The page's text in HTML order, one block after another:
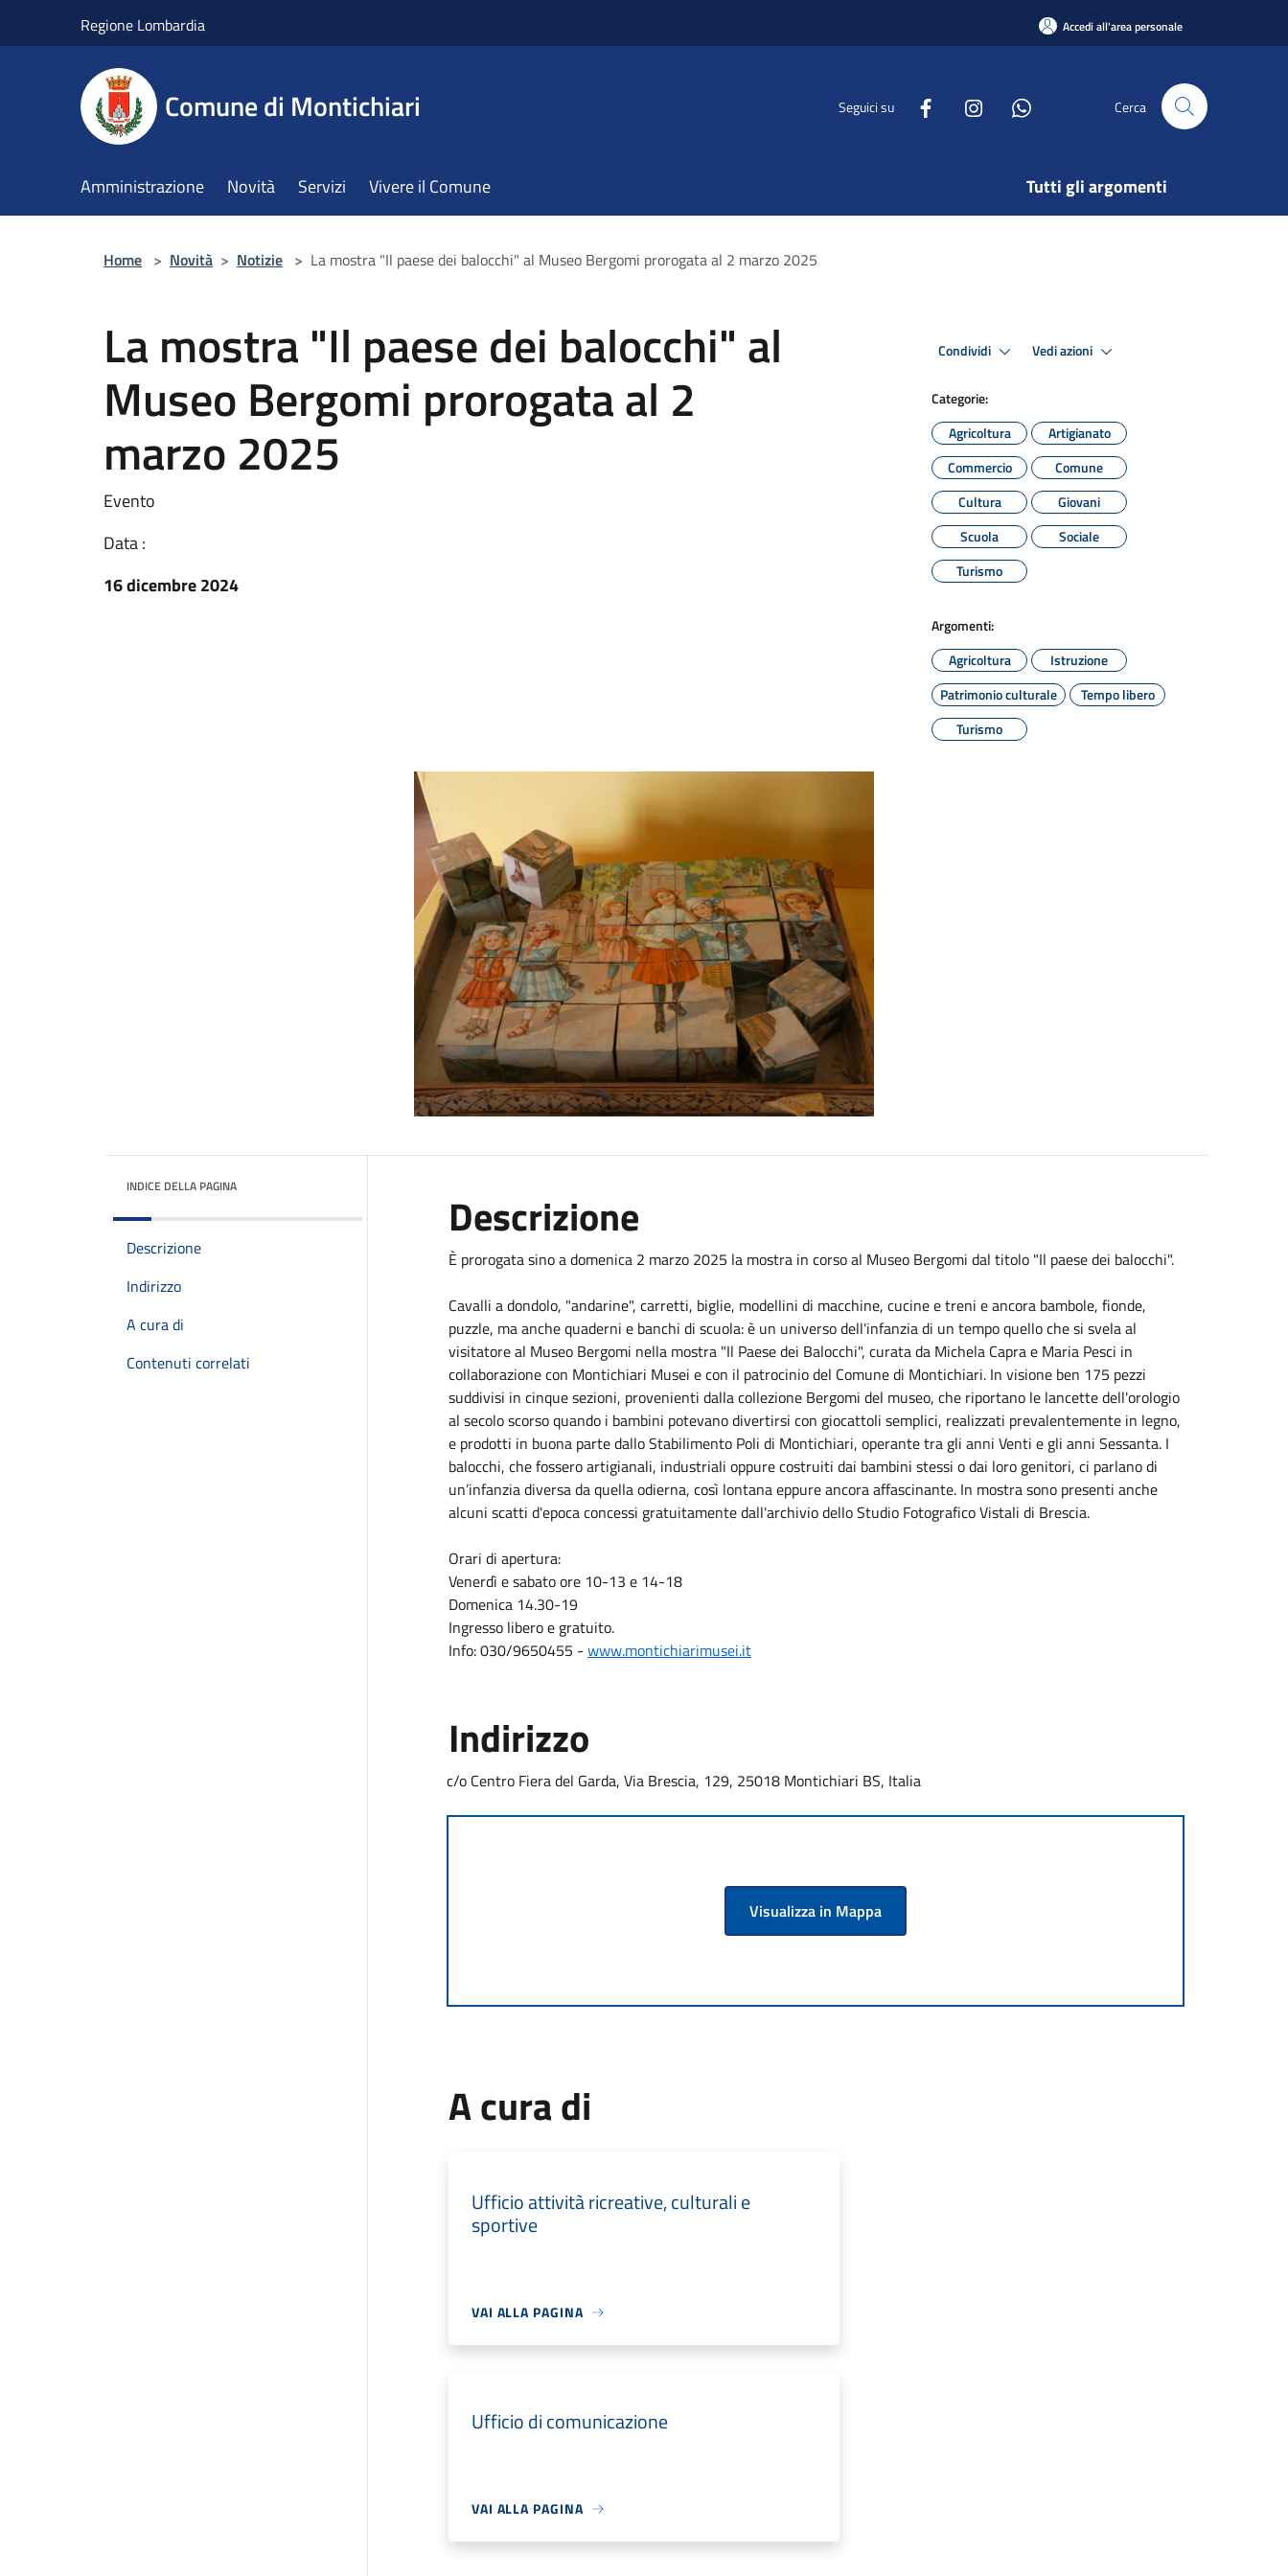
Regione Lombardia Accedi all'area personale
Comune di Montichiari Seguici su Cerca
Amministrazione Novità Servizi Vivere il Comune Tutti gli argomenti
Home > Novità > Notizie > La mostra "Il paese dei balocchi" al Museo Bergomi prorogata al 2 marzo 2025
La mostra "Il paese dei balocchi" al
Museo Bergomi prorogata al 2
marzo 2025
Evento
Data :
16 dicembre 2024
Condividi Vedi azioni
Categorie:
Agricoltura
Artigianato
Commercio
Comune
Cultura
Giovani
Scuola
Sociale
Turismo
Argomenti:
Agricoltura
Istruzione
Patrimonio culturale
Tempo libero
Turismo
INDICE DELLA PAGINA
Descrizione
Indirizzo
A cura di
Contenuti correlati
Descrizione
È prorogata sino a domenica 2 marzo 2025 la mostra in corso al Museo Bergomi dal titolo "Il paese dei balocchi".
Cavalli a dondolo, "andarine", carretti, biglie, modellini di macchine, cucine e treni e ancora bambole, fionde,
puzzle, ma anche quaderni e banchi di scuola: è un universo dell'infanzia di un tempo quello che si svela al
visitatore al Museo Bergomi nella mostra "Il Paese dei Balocchi", curata da Michela Capra e Maria Pesci in
collaborazione con Montichiari Musei e con il patrocinio del Comune di Montichiari. In visione ben 175 pezzi
suddivisi in cinque sezioni, provenienti dalla collezione Bergomi del museo, che riportano le lancette dell'orologio
al secolo scorso quando i bambini potevano divertirsi con giocattoli semplici, realizzati prevalentemente in legno,
e prodotti in buona parte dallo Stabilimento Poli di Montichiari, operante tra gli anni Venti e gli anni Sessanta. I
balocchi, che fossero artigianali, industriali oppure costruiti dai bambini stessi o dai loro genitori, ci parlano di
un’infanzia diversa da quella odierna, così lontana eppure ancora affascinante. In mostra sono presenti anche
alcuni scatti d'epoca concessi gratuitamente dall'archivio dello Studio Fotografico Vistali di Brescia.
Orari di apertura:
Venerdì e sabato ore 10-13 e 14-18
Domenica 14.30-19
Ingresso libero e gratuito.
Info: 030/9650455 - www.montichiarimusei.it
Indirizzo
c/o Centro Fiera del Garda, Via Brescia, 129, 25018 Montichiari BS, Italia
Visualizza in Mappa
A cura di
Ufficio attività ricreative, culturali e
sportive
VAI ALLA PAGINA
Ufficio di comunicazione
VAI ALLA PAGINA